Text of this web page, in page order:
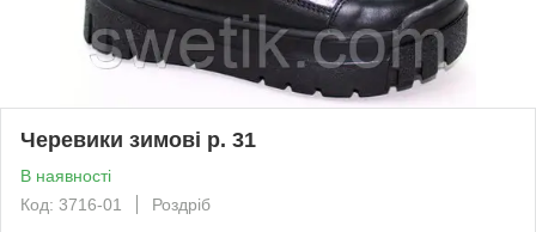
Черевики зимові р. 31
В наявності
Код: 3716-01
Роздріб